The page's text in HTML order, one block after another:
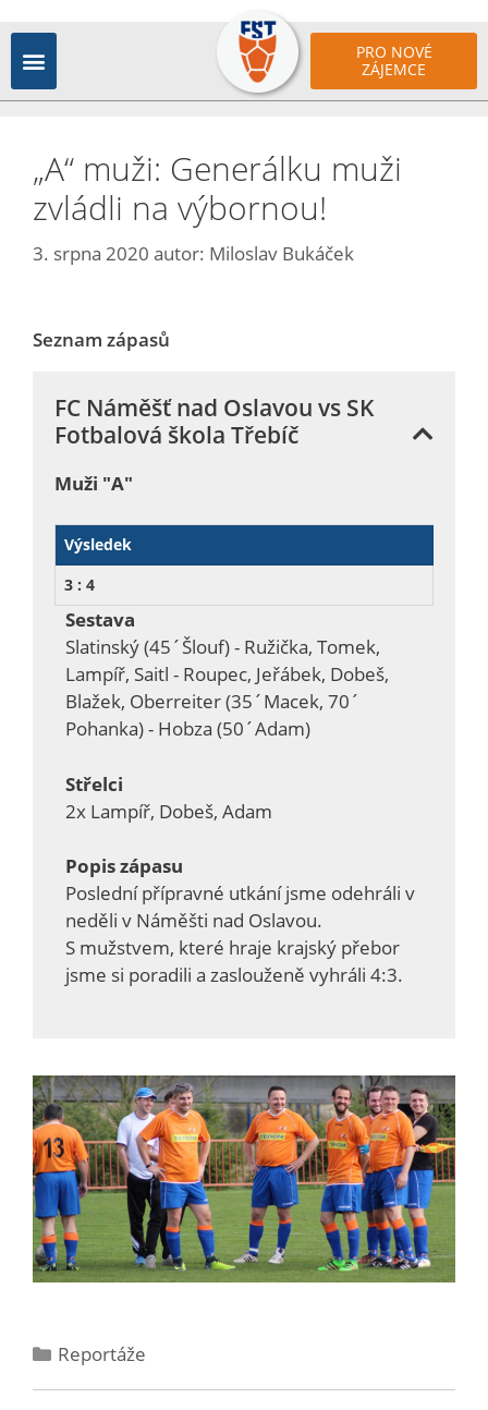
PRO NOVÉ
ZÁJEMCE
„A“ muži: Generálku muži
zvládli na výbornou!
3. srpna 2020 autor: Miloslav Bukáček
Seznam zápasů
FC Náměšť nad Oslavou vs SK
Fotbalová škola Třebíč
Muži "A"
Výsledek
3 : 4
Sestava
Slatinský (45´Šlouf) - Ružička, Tomek,
Lampíř, Saitl - Roupec, Jeřábek, Dobeš,
Blažek, Oberreiter (35´Macek, 70´
Pohanka) - Hobza (50´Adam)
Střelci
2x Lampíř, Dobeš, Adam
Popis zápasu
Poslední přípravné utkání jsme odehráli v
neděli v Náměšti nad Oslavou.
S mužstvem, které hraje krajský přebor
jsme si poradili a zaslouženě vyhráli 4:3.
Reportáže